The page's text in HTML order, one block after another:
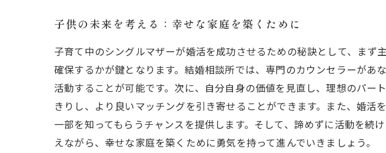
子供の未来を考える：幸せな家庭を築くために
子育て中のシングルマザーが婚活を成功させるための秘訣として、ま
確保するかが鍵となります。結婚相談所では、専門のカウンセラーが
活動することが可能です。次に、自分自身の価値を見直し、理想のパー
きりし、より良いマッチングを引き寄せることができます。また、婚
一部を知ってもらうチャンスを提供します。そして、諦めずに活動を
えながら、幸せな家庭を築くために勇気を持って進んでいきましょう。